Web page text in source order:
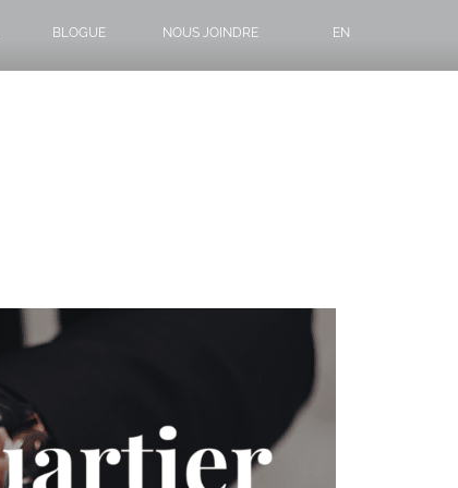
BLOGUE NOUS JOINDRE EN